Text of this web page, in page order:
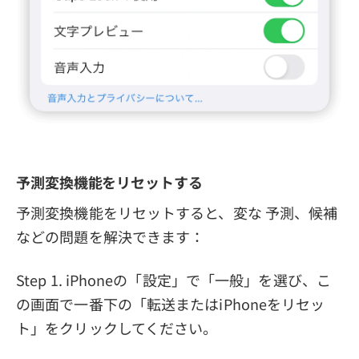
予測変換機能をリセットする
予測変換機能をリセットすると、変な 予測、候補
などの問題を解決できます：
Step 1. iPhoneの「設定」で「一般」を選び、こ
の画面で一番下の「転送またはiPhoneをリセッ
ト」をクリックしてください。